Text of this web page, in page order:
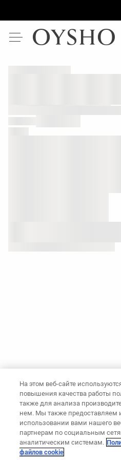
На этом веб-сайте
повышения качества работы
также для анализа
нем. Мы также
использовании вами нашего
партнерам по социальным
аналитическим системам.
файлов cookie